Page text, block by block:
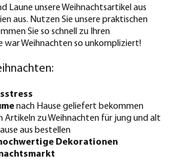
Laune unsere Weihnachtsartikel aus
aus. Nutzen Sie unsere praktischen
Sie so schnell zu Ihren
war Weihnachten so unkompliziert!
nach Hause geliefert bekommen
Artikeln zu Weihnachten für jung und alt
aus bestellen
Dekorationen